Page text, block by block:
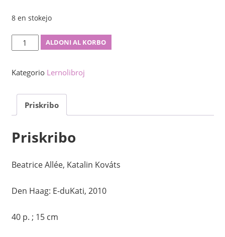
8 en stokejo
Poŝamiko
kvanto
ALDONI AL KORBO
Kategorio Lernolibroj
Priskribo
Priskribo
Beatrice Allée, Katalin Kováts
Den Haag: E-duKati, 2010
40 p. ; 15 cm